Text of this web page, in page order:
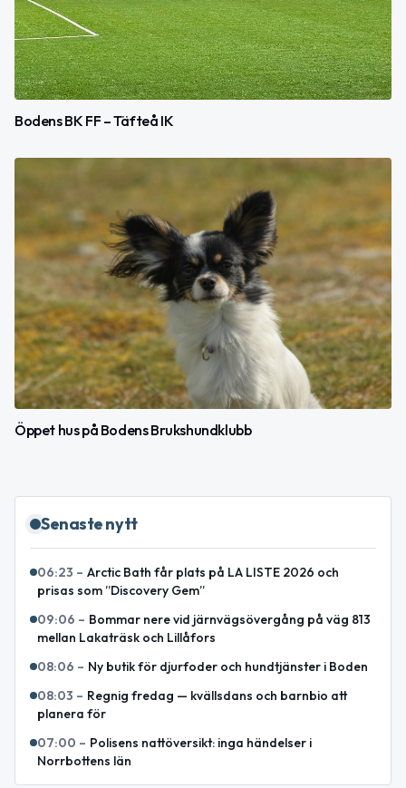
Bodens BK FF – Täfteå IK
Öppet hus på Bodens Brukshundklubb
Senaste nytt
06:23 – Arctic Bath får plats på LA LISTE 2026 och
prisas som ”Discovery Gem”
09:06 – Bommar nere vid järnvägsövergång på väg 813
mellan Lakaträsk och Lillåfors
08:06 – Ny butik för djurfoder och hundtjänster i Boden
08:03 – Regnig fredag — kvällsdans och barnbio att
planera för
07:00 – Polisens nattöversikt: inga händelser i
Norrbottens län